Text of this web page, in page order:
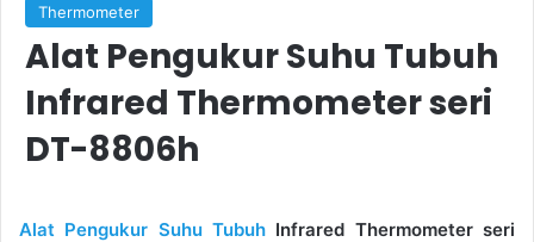
Thermometer
Alat Pengukur Suhu Tubuh
Infrared Thermometer seri
DT-8806h
Alat Pengukur Suhu Tubuh Infrared Thermometer seri